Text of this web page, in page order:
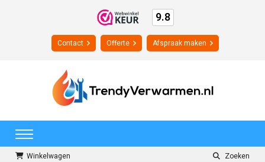
9.8
Contact Offerte Afspraak maken
Winkelwagen Zoeken